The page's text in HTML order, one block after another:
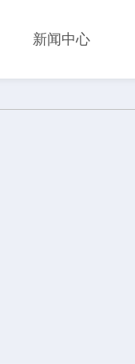
新闻中心